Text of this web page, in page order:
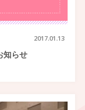
2017.01.13
知らせ